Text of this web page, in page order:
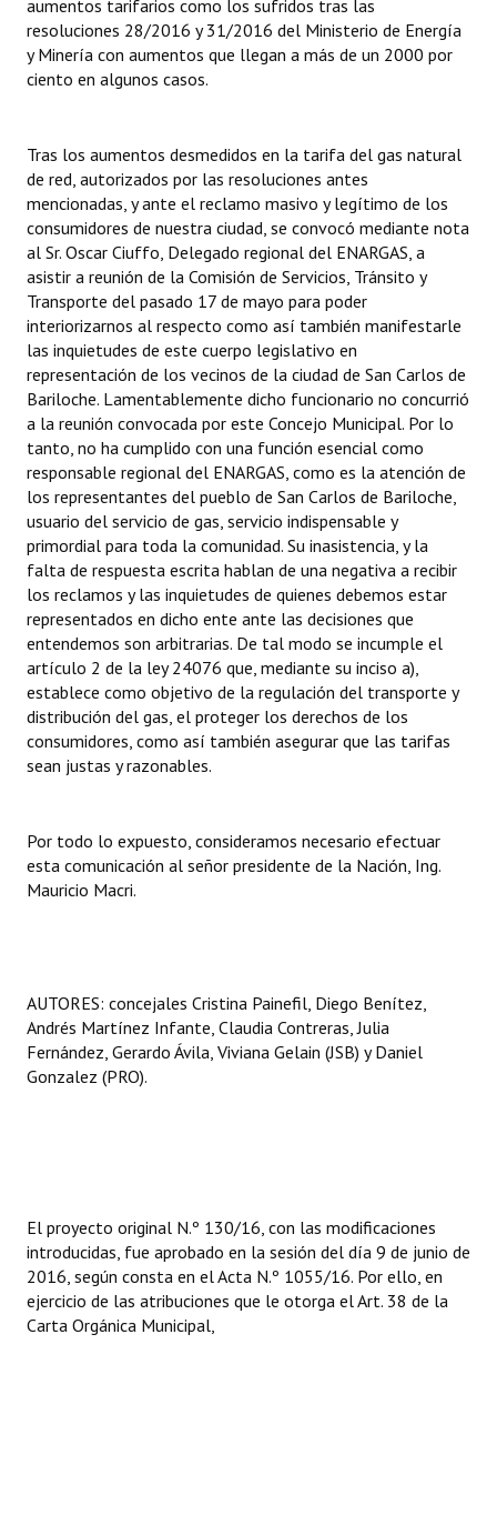
aumentos tarifarios como los sufridos tras las
resoluciones 28/2016 y 31/2016 del Ministerio de Energía
y Minería con aumentos que llegan a más de un 2000 por
ciento en algunos casos.
Tras los aumentos desmedidos en la tarifa del gas natural
de red, autorizados por las resoluciones antes
mencionadas, y ante el reclamo masivo y legítimo de los
consumidores de nuestra ciudad, se convocó mediante nota
al Sr. Oscar Ciuffo, Delegado regional del ENARGAS, a
asistir a reunión de la Comisión de Servicios, Tránsito y
Transporte del pasado 17 de mayo para poder
interiorizarnos al respecto como así también manifestarle
las inquietudes de este cuerpo legislativo en
representación de los vecinos de la ciudad de San Carlos de
Bariloche. Lamentablemente dicho funcionario no concurrió
a la reunión convocada por este Concejo Municipal. Por lo
tanto, no ha cumplido con una función esencial como
responsable regional del ENARGAS, como es la atención de
los representantes del pueblo de San Carlos de Bariloche,
usuario del servicio de gas, servicio indispensable y
primordial para toda la comunidad. Su inasistencia, y la
falta de respuesta escrita hablan de una negativa a recibir
los reclamos y las inquietudes de quienes debemos estar
representados en dicho ente ante las decisiones que
entendemos son arbitrarias. De tal modo se incumple el
artículo 2 de la ley 24076 que, mediante su inciso a),
establece como objetivo de la regulación del transporte y
distribución del gas, el proteger los derechos de los
consumidores, como así también asegurar que las tarifas
sean justas y razonables.
Por todo lo expuesto, consideramos necesario efectuar
esta comunicación al señor presidente de la Nación, Ing.
Mauricio Macri.
AUTORES: concejales Cristina Painefil, Diego Benítez,
Andrés Martínez Infante, Claudia Contreras, Julia
Fernández, Gerardo Ávila, Viviana Gelain (JSB) y Daniel
Gonzalez (PRO).
El proyecto original N.º 130/16, con las modificaciones
introducidas, fue aprobado en la sesión del día 9 de junio de
2016, según consta en el Acta N.º 1055/16. Por ello, en
ejercicio de las atribuciones que le otorga el Art. 38 de la
Carta Orgánica Municipal,